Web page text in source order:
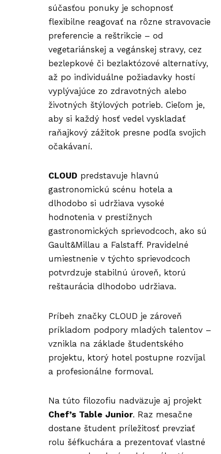
súčasťou ponuky je schopnosť
flexibilne reagovať na rôzne stravovacie
preferencie a reštrikcie – od
vegetariánskej a vegánskej stravy, cez
bezlepkové či bezlaktózové alternatívy,
až po individuálne požiadavky hostí
vyplývajúce zo zdravotných alebo
životných štýlových potrieb. Cieľom je,
aby si každý hosť vedel vyskladať
raňajkový zážitok presne podľa svojich
očakávaní.
CLOUD predstavuje hlavnú
gastronomickú scénu hotela a
dlhodobo si udržiava vysoké
hodnotenia v prestížnych
gastronomických sprievodcoch, ako sú
Gault&Millau a Falstaff. Pravidelné
umiestnenie v týchto sprievodcoch
potvrdzuje stabilnú úroveň, ktorú
reštaurácia dlhodobo udržiava.
Príbeh značky CLOUD je zároveň
príkladom podpory mladých talentov –
vznikla na základe študentského
projektu, ktorý hotel postupne rozvíjal
a profesionálne formoval.
Na túto filozofiu nadväzuje aj projekt
Chef’s Table Junior. Raz mesačne
dostane študent príležitosť prevziať
rolu šéfkuchára a prezentovať vlastné